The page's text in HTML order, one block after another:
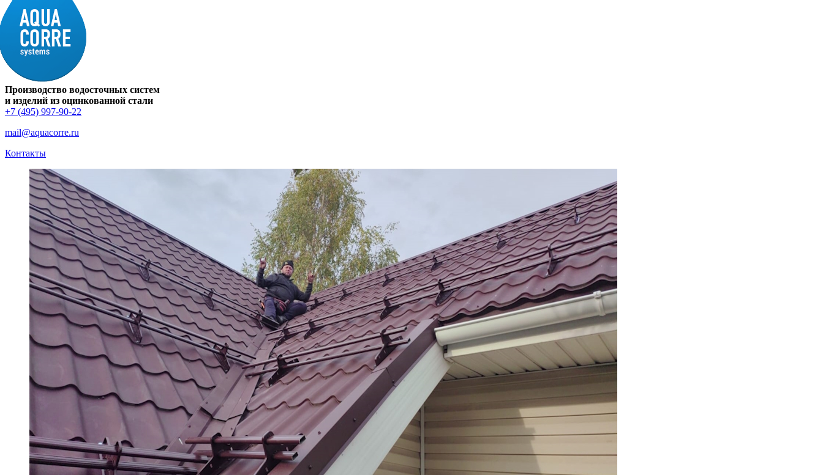
Производство водосточных систем
и изделий из оцинкованной стали
+7 (495) 997-90-22
mail@aquacorre.ru
Контакты